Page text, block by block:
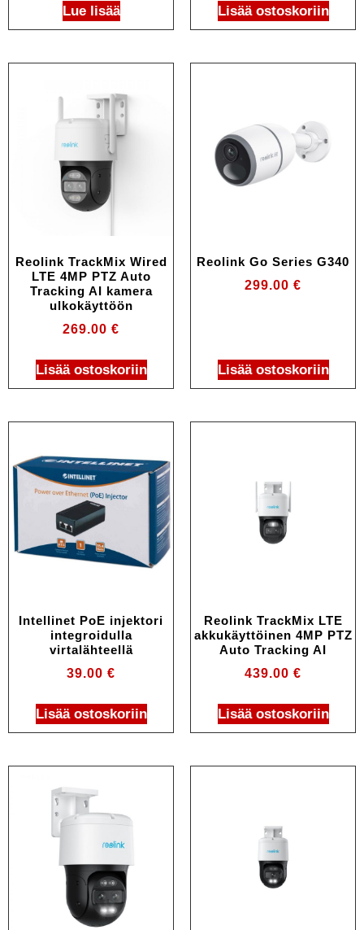
Lue lisää Lisää ostoskoriin
Reolink TrackMix Wired
LTE 4MP PTZ Auto
Tracking AI kamera
ulkokäyttöön
269.00 €
Lisää ostoskoriin
Reolink Go Series G340
299.00 €
Lisää ostoskoriin
Intellinet PoE injektori
integroidulla
virtalähteellä
39.00 €
Lisää ostoskoriin
Reolink TrackMix LTE
akkukäyttöinen 4MP PTZ
Auto Tracking AI
439.00 €
Lisää ostoskoriin